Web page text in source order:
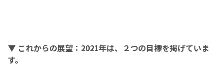
▼ これからの展望：2021年は、２つの目標を掲げていま
す。